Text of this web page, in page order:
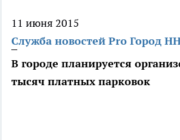
11 июня 2015
Служба новостей Pro Город
В городе планируется
тысяч платных парковок